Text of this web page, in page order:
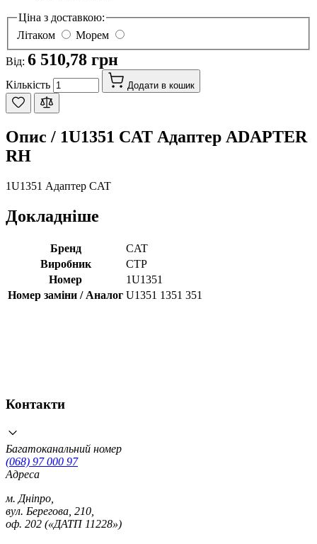
Ціна з доставкою:
Літаком
Морем
Від: 6 510,78 грн
Кількість Додати в кошик
Опис / 1U1351 CAT Адаптер ADAPTER
RH
1U1351 Адаптер CAT
Докладніше
Бренд
CAT
Виробник
CTP
Номер
1U1351
Номер заміни / Аналог U1351 1351 351
Контакти
Багатоканальний номер
(068) 97 000 97
Адреса
м. Дніпро,
вул. Берегова, 210,
оф. 202 («ДАТП 11228»)